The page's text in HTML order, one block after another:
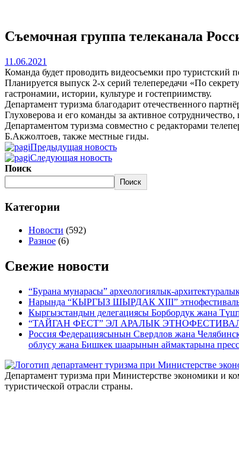
Съемочная группа телеканала
11.06.2021
Команда будет проводить видеосъемки про
Планируется выпуск 2-х серий телепередачи «По
гастронамии, истории, культуре и гостеприимству.
Департамент туризма благодарит отечественного
Глуховерова и его команды за активное
Департаментом туризма совместно с редакторами
Б.Акжолтоев, также местные гиды.
Предыдущая новость
Следующая новость
Поиск
Поиск
Категории
Новости (592)
Разное (6)
Свежие новости
“Бурана мунарасы” археологиялык-
Нарында “КЫРГЫЗ ШЫРДАК XIII”
Кыргызстандын делегациясы Борбордук жана
“ТАЙГАН ФЕСТ” ЭЛ АРАЛЫК
Россия Федерациясынын Свердлов жана
облусу жана Бишкек шаарынын аймактарына
Департамент туризма при Министерстве экономики и
туристической отрасли страны.